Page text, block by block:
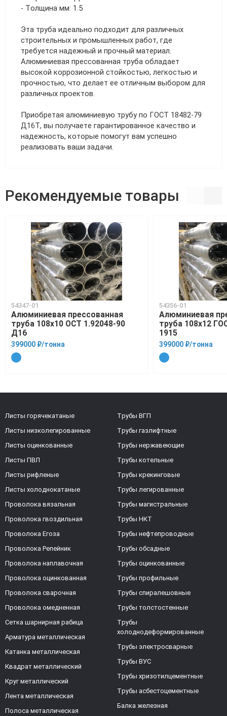
- Толщина мм: 1.5
Эта труба идеально подходит для различных
строительных и промышленных работ, где
требуется надежный и прочный материал.
Алюминиевая прессованная труба обладает
высокой коррозионной стойкостью, легкостью и
прочностью, что делает ее отличным выбором для
различных проектов.
Приобретая алюминиевую трубу по ГОСТ 18482-79
Д16Т, вы получаете гарантированное качество и
надежность, которые помогут вам успешно
реализовать ваши задачи.
Рекомендуемые товары
54347-01
Алюминиевая прессованная
труба 108х10 ОСТ 1.92048-90
Д16
399000 ₽/тонна
54356-01
Алюминиевая
труба 108х12
1915
399000 ₽/тонна
Листы горячекатаные
Листы низколегированные
Листы оцинкованные
Листы ПВЛ
Листы рифленые
Листы холоднокатаные
Проволока вязальная
Проволока гвоздильная
Проволока Егоза
Проволока Репейник
Проволока наплавочная
Проволока оцинкованная
Проволока сварочная
Проволока омедненная
Сетка шарнирная рабица
Арматура металлическая
Катанка металлическая
Квадрат металлический
Круг металлический
Лента металлическая
Полоса металлическая
Трубы ВГП
Трубы газлифтные
Трубы нержавеющие
Трубы котельные
Трубы крекинговые
Трубы легированные
Трубы магистральные
Трубы НКТ
Трубы нефтепроводные
Трубы обсадные
Трубы оцинкованные
Трубы профильные
Трубы спиралешовные
Трубы толстостенные
Трубы
холоднодеформированные
Трубы электросварные
Трубы ВУС
Трубы хризотилцементные
Трубы асбестоцементные
Балка железная